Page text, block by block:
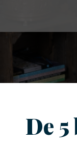
De 5